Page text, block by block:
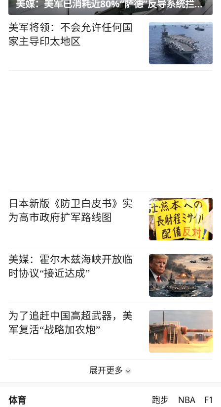
美媒：美军已消耗近80%“萨德”反导系统拦截弹
美军将领：不会允许任何国
家主导印太地区
日本新版《防卫白皮书》实
为高市政府扩军路线图
美媒：霍尔木兹海峡开放临
时协议“接近达成”
为了追赶中国高超武器，美
军复活“战略加农炮”
展开更多
体育 跑步 NBA F1